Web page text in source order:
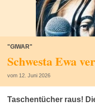
"GIWAR"
Schwesta Ewa
vom 12. Juni 2026
Taschentücher raus!